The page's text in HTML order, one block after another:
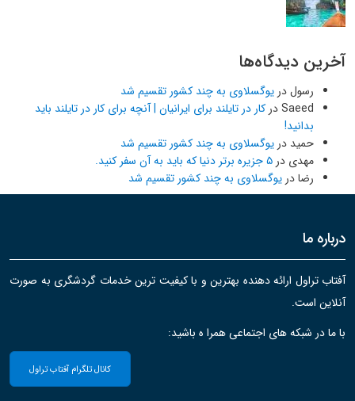
آخرین دیدگاه‌ها
رسولدر یوگسلاوی به چند کشور تقسیم شد
Saeedدر کار در تایلند برای ایرانیان | آنچه برای کار در تایلند باید
بدانید!
حمید در یوگسلاوی به چند کشور تقسیم شد
مهدی در ۵ جزیره برتر دنیا که باید به آن سفر کنید.
رضادر یوگسلاوی به چند کشور تقسیم شد
درباره ما
آفتاب تراول ارائه دهنده بهترین و با کیفیت ترین خدمات گردشگری به صورت
آنلاین است.
با ما در شبکه های اجتماعی همرا ه باشید:
کانال تلگرام آفتاب تراول